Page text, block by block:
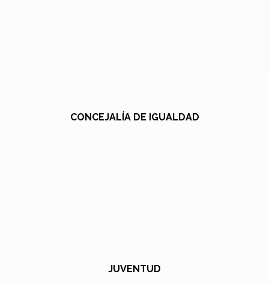
CONCEJALÍA DE IGUALDAD
JUVENTUD